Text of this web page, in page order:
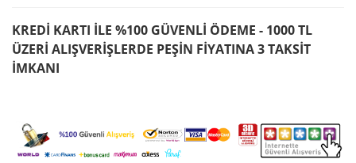
KREDİ KARTI İLE %100 GÜVENLİ ÖDEME - 1000 TL
ÜZERİ ALIŞVERİŞLERDE PEŞİN FİYATINA 3 TAKSİT
İMKANI